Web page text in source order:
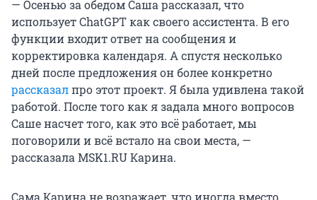
— Осенью за обедом Саша рассказал, что
использует ChatGPT как своего ассистента. В его
функции входит ответ на сообщения и
корректировка календаря. А спустя несколько
дней после предложения он более конкретно
рассказалпро этот проект. Я была удивлена такой
работой. После того как я задала много вопросов
Саше насчет того, как это всё работает, мы
поговорили и всё встало на свои места, —
рассказала MSK1.RU Карина.
Сама Карина не возражает, что иногда вместо